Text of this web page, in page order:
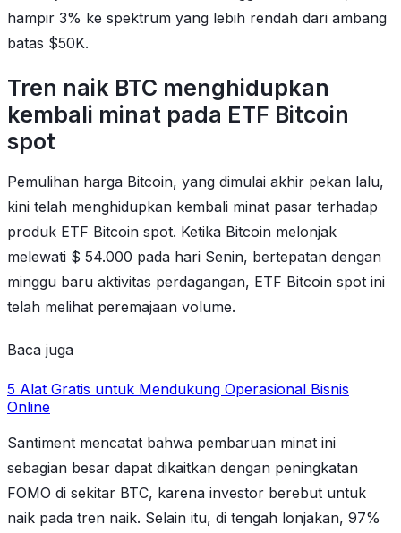
hampir 3% ke spektrum yang lebih rendah dari ambang
batas $50K.
Tren naik BTC menghidupkan
kembali minat pada ETF Bitcoin
spot
Pemulihan harga Bitcoin, yang dimulai akhir pekan lalu,
kini telah menghidupkan kembali minat pasar terhadap
produk ETF Bitcoin spot. Ketika Bitcoin melonjak
melewati $ 54.000 pada hari Senin, bertepatan dengan
minggu baru aktivitas perdagangan, ETF Bitcoin spot ini
telah melihat peremajaan volume.
Baca juga
5 Alat Gratis untuk Mendukung Operasional Bisnis
Online
Santiment mencatat bahwa pembaruan minat ini
sebagian besar dapat dikaitkan dengan peningkatan
FOMO di sekitar BTC, karena investor berebut untuk
naik pada tren naik. Selain itu, di tengah lonjakan, 97%